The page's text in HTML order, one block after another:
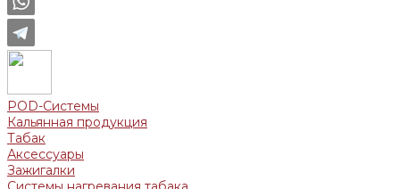
POD-Системы
Кальянная продукция
Табак
Аксессуары
Зажигалки